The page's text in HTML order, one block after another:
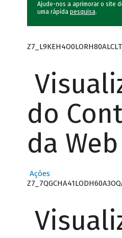
Ajude-nos a aprimorar o site
uma rápida pesquisa.
do
da Web
Ações